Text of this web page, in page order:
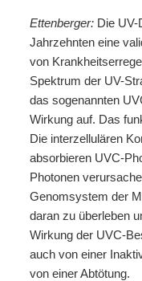
Ettenberger:Die UV-
Jahrzehnten eine
von
Spektrum der UV-
das sogenannten
Wirkung auf. Das
Die interzellulären
absorbieren UVC-
Photonen
Genomsystem der
daran zu überleben
Wirkung der UVC-
auch von einer
von einer Abtötung.